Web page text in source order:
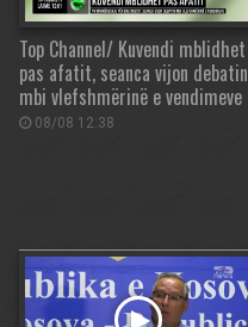
Top Channel/ Kuvendi mblidhet
pas afatit, seanca vijon debatin
mbi vlefshmërinë e vendimeve
08/08 12:38